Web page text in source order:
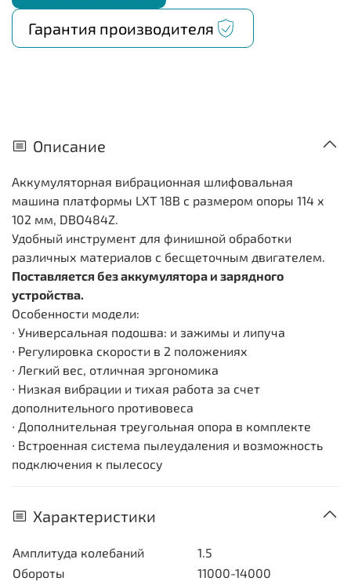
Гарантия производителя
Описание
Аккумуляторная вибрационная шлифовальная
машина платформы LXT 18В с размером опоры 114 х
102 мм, DBO484Z.
Удобный инструмент для финишной обработки
различных материалов с бесщеточным двигателем.
Поставляется без аккумулятора и зарядного
устройства.
Особенности модели:
∙ Универсальная подошва: и зажимы и липуча
∙ Регулировка скорости в 2 положениях
∙ Легкий вес, отличная эргономика
∙ Низкая вибрации и тихая работа за счет
дополнительного противовеса
∙ Дополнительная треугольная опора в комплекте
∙ Встроенная система пылеудаления и возможность
подключения к пылесосу
Характеристики
Амплитуда колебаний
1.5
Обороты
11000-14000